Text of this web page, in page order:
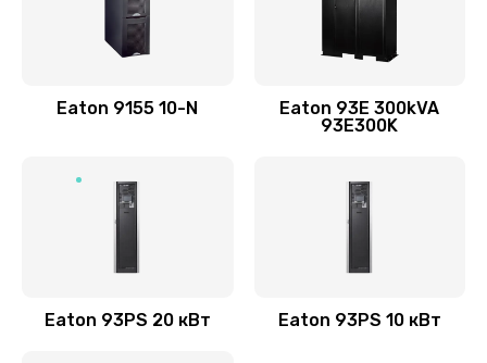
Eaton 9155 10-N
Eaton 93E 300kVA
93E300K
Eaton 93PS 20 кВт Eaton 93PS 10 кВт